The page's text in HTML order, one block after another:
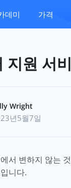
데미 가격
지원 서
Wright
년5월7일
서 변하지 않는
니다.